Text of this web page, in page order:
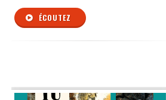
ÉCOUTEZ